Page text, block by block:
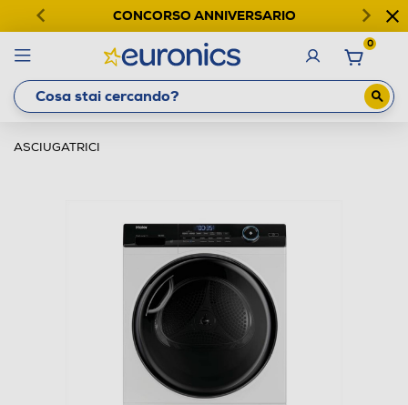
CONCORSO ANNIVERSARIO
0
ASCIUGATRICI